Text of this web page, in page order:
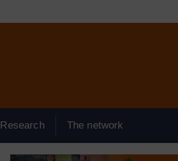
Research The network